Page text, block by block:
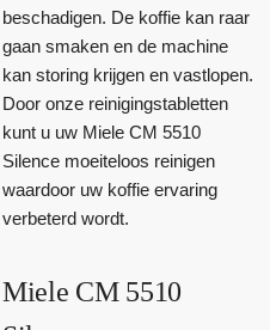
beschadigen. De koffie kan raar
gaan smaken en de machine
kan storing krijgen en vastlopen.
Door onze reinigingstabletten
kunt u uw Miele CM 5510
Silence moeiteloos reinigen
waardoor uw koffie ervaring
verbeterd wordt.
Miele CM 5510